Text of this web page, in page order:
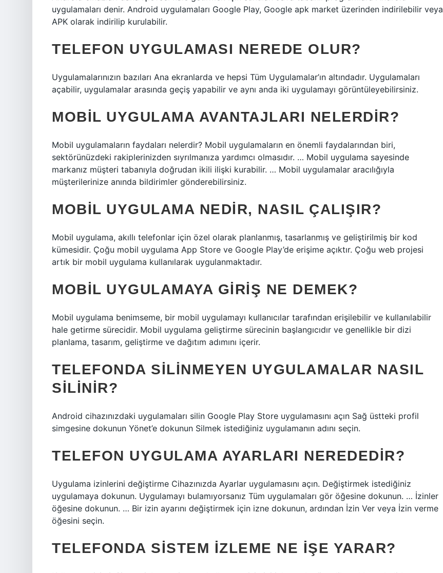
uygulamaları denir. Android uygulamaları Google Play, Google apk market üzerinden indirilebilir veya
APK olarak indirilip kurulabilir.
TELEFON UYGULAMASI NEREDE OLUR?
Uygulamalarınızın bazıları Ana ekranlarda ve hepsi Tüm Uygulamalar’ın altındadır. Uygulamaları
açabilir, uygulamalar arasında geçiş yapabilir ve aynı anda iki uygulamayı görüntüleyebilirsiniz.
MOBIL UYGULAMA AVANTAJLARI NELERDIR?
Mobil uygulamaların faydaları nelerdir? Mobil uygulamaların en önemli faydalarından biri,
sektörünüzdeki rakiplerinizden sıyrılmanıza yardımcı olmasıdır. … Mobil uygulama sayesinde
markanız müşteri tabanıyla doğrudan ikili ilişki kurabilir. … Mobil uygulamalar aracılığıyla
müşterilerinize anında bildirimler gönderebilirsiniz.
MOBIL UYGULAMA NEDIR, NASIL ÇALIŞIR?
Mobil uygulama, akıllı telefonlar için özel olarak planlanmış, tasarlanmış ve geliştirilmiş bir kod
kümesidir. Çoğu mobil uygulama App Store ve Google Play’de erişime açıktır. Çoğu web projesi
artık bir mobil uygulama kullanılarak uygulanmaktadır.
MOBIL UYGULAMAYA GIRIŞ NE DEMEK?
Mobil uygulama benimseme, bir mobil uygulamayı kullanıcılar tarafından erişilebilir ve kullanılabilir
hale getirme sürecidir. Mobil uygulama geliştirme sürecinin başlangıcıdır ve genellikle bir dizi
planlama, tasarım, geliştirme ve dağıtım adımını içerir.
TELEFONDA SILINMEYEN UYGULAMALAR NASIL
SILINIR?
Android cihazınızdaki uygulamaları silin Google Play Store uygulamasını açın Sağ üstteki profil
simgesine dokunun Yönet’e dokunun Silmek istediğiniz uygulamanın adını seçin.
TELEFON UYGULAMA AYARLARI NEREDEDIR?
Uygulama izinlerini değiştirme Cihazınızda Ayarlar uygulamasını açın. Değiştirmek istediğiniz
uygulamaya dokunun. Uygulamayı bulamıyorsanız Tüm uygulamaları gör öğesine dokunun. … İzinler
öğesine dokunun. … Bir izin ayarını değiştirmek için izne dokunun, ardından İzin Ver veya İzin verme
öğesini seçin.
TELEFONDA SISTEM IZLEME NE IŞE YARAR?